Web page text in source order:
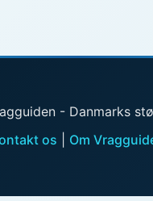
- Danmarks
os
Om